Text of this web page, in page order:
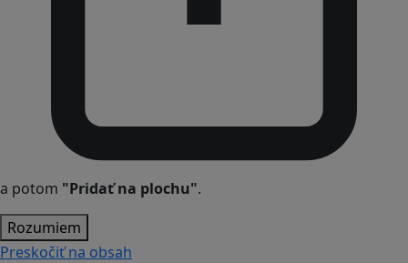
a potom "Pridať na plochu".
Rozumiem
Preskočiť na obsah